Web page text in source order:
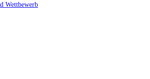
Wettbewerb